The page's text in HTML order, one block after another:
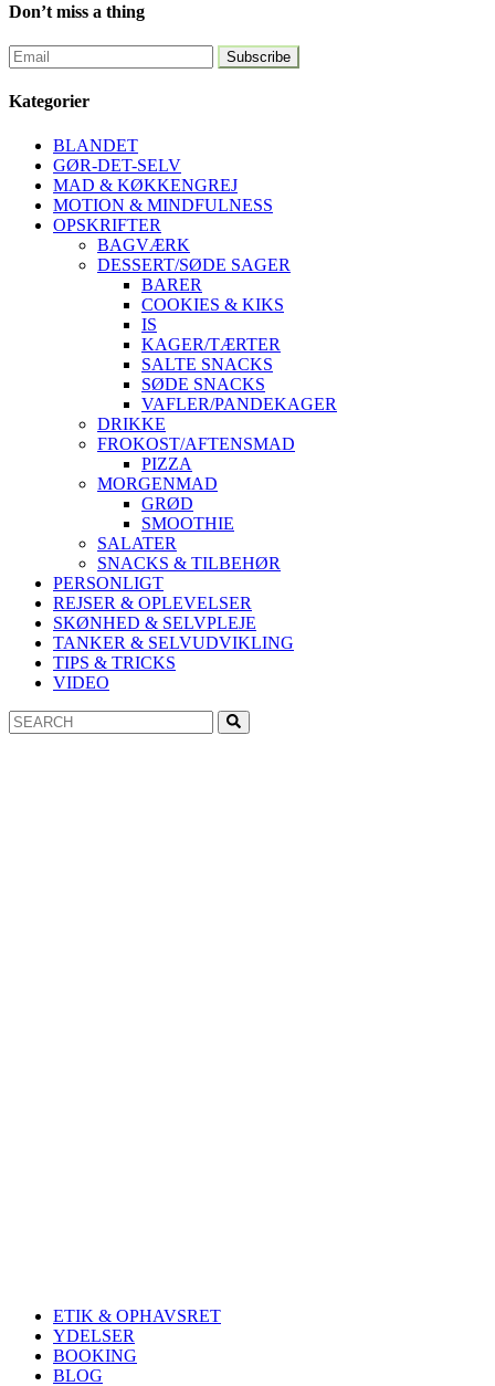
Don’t miss a thing
Kategorier
BLANDET
GØR-DET-SELV
MAD & KØKKENGREJ
MOTION & MINDFULNESS
OPSKRIFTER
BAGVÆRK
DESSERT/SØDE SAGER
BARER
COOKIES & KIKS
IS
KAGER/TÆRTER
SALTE SNACKS
SØDE SNACKS
VAFLER/PANDEKAGER
DRIKKE
FROKOST/AFTENSMAD
PIZZA
MORGENMAD
GRØD
SMOOTHIE
SALATER
SNACKS & TILBEHØR
PERSONLIGT
REJSER & OPLEVELSER
SKØNHED & SELVPLEJE
TANKER & SELVUDVIKLING
TIPS & TRICKS
VIDEO
Search
for:
ETIK & OPHAVSRET
YDELSER
BOOKING
BLOG